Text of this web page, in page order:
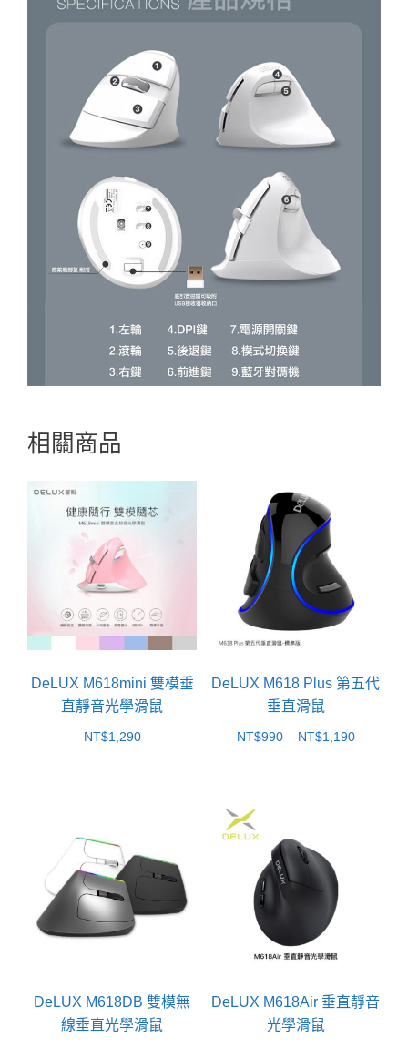
相關商品
DeLUX M618mini 雙模垂
直靜音光學滑鼠
NT$1,290
DeLUX M618 Plus 第五代
垂直滑鼠
NT$990 – NT$1,190價
DeLUX M618DB 雙模無
線垂直光學滑鼠
DeLUX M618Air 垂直靜音
光學滑鼠